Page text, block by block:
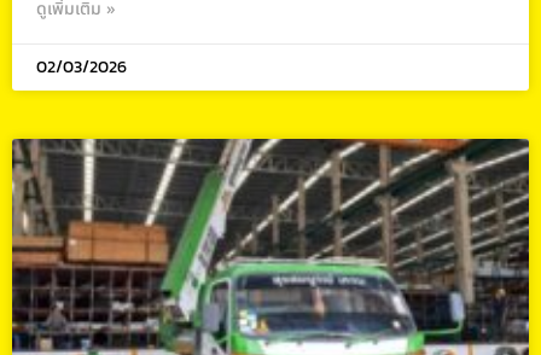
ดูเพิ่มเติม »
02/03/2026